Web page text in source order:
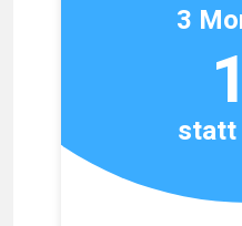
3
statt